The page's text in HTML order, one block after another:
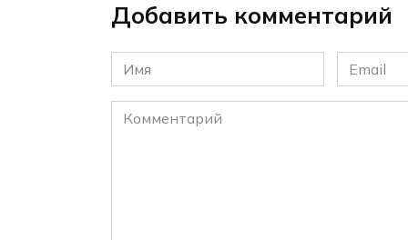
Добавить комментарий
Имя
*
Email
*
Комментарий